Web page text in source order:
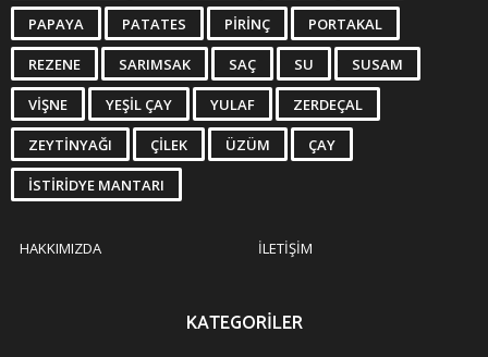
PAPAYA PATATES PIRINÇ PORTAKAL
REZENE SARIMSAK SAÇ SU SUSAM
VIŞNE YEŞIL ÇAY YULAF ZERDEÇAL
ZEYTINYAĞI ÇILEK ÜZÜM ÇAY
İSTIRIDYE MANTARI
HAKKIMIZDA İLETIŞIM
KATEGORILER